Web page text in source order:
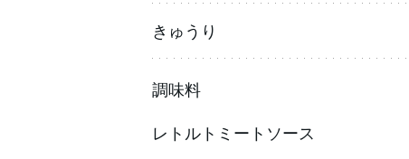
きゅうり
調味料
レトルトミートソース